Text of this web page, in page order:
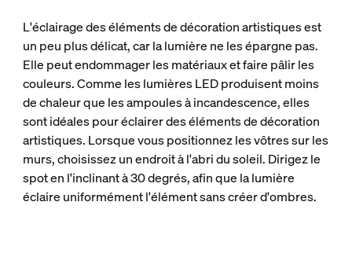
L'éclairage des éléments de décoration artistiques est
un peu plus délicat, car la lumière ne les épargne pas.
Elle peut endommager les matériaux et faire pâlir les
couleurs. Comme les lumières LED produisent moins
de chaleur que les ampoules à incandescence, elles
sont idéales pour éclairer des éléments de décoration
artistiques. Lorsque vous positionnez les vôtres sur les
murs, choisissez un endroit à l'abri du soleil. Dirigez le
spot en l'inclinant à 30 degrés, afin que la lumière
éclaire uniformément l'élément sans créer d'ombres.